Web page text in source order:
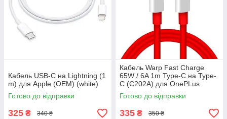
Кабель USB-C на Lightning (1
m) для Apple (OEM) (white)
Готово до відправки
325 ₴ 340 ₴
Кабель Warp Fast Charge
65W / 6A 1m Type-C на Type-
C (C202A) для OnePLus
(012553) (red)
Готово до відправки
335 ₴ 350 ₴